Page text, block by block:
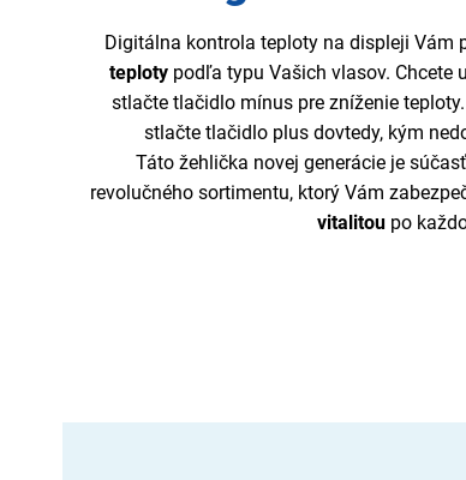
Digitálna kontrola teploty na displeji Vám
teploty podľa typu Vašich vlasov. Chcete
stlačte tlačidlo mínus pre zníženie
stlačte tlačidlo plus dovtedy, kým
Táto žehlička novej generácie je
revolučného sortimentu, ktorý Vám
vitalitou po